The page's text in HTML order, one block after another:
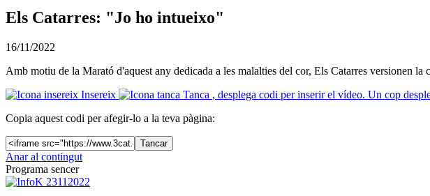
Els Catarres: "Jo ho intueixo"
16/11/2022
Amb motiu de la Marató d'aquest any dedicada a les malalties del cor, Els Catarres versionen
Insereix
Tanca , desplega codi per inserir el vídeo. Un cop
Copia aquest codi per afegir-lo a la teva pàgina:
Tancar
Anar al contingut
Programa sencer